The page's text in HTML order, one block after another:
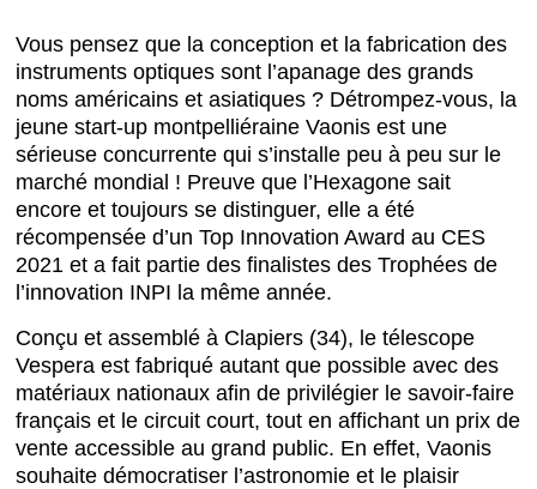
Vous pensez que la conception et la fabrication des
instruments optiques sont l’apanage des grands
noms américains et asiatiques ? Détrompez-vous, la
jeune start-up montpelliéraine Vaonis est une
sérieuse concurrente qui s’installe peu à peu sur le
marché mondial ! Preuve que l’Hexagone sait
encore et toujours se distinguer, elle a été
récompensée d’un Top Innovation Award au CES
2021 et a fait partie des finalistes des Trophées de
l’innovation INPI la même année.
Conçu et assemblé à Clapiers (34), le télescope
Vespera est fabriqué autant que possible avec des
matériaux nationaux afin de privilégier le savoir-faire
français et le circuit court, tout en affichant un prix de
vente accessible au grand public. En effet, Vaonis
souhaite démocratiser l’astronomie et le plaisir